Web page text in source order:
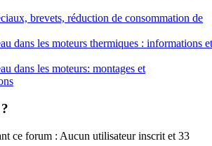
brevets, réduction de consommation de
dans les moteurs thermiques : informations et
dans les moteurs: montages et
ce forum : Aucun utilisateur inscrit et 33